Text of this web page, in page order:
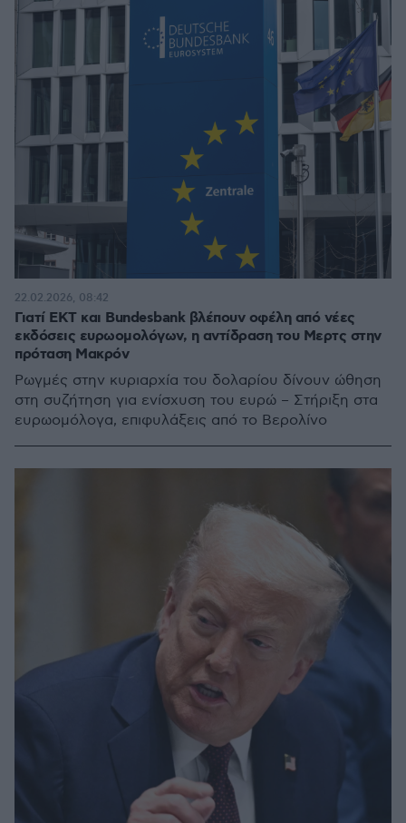
Γιατί ΕΚΤ και Bundesbank βλέπουν οφέλη από νέες
εκδόσεις ευρωομολόγων, η αντίδραση του Μερτς στην
πρόταση Μακρόν
Ρωγμές στην κυριαρχία του δολαρίου δίνουν ώθηση
στη συζήτηση για ενίσχυση του ευρώ – Στήριξη στα
ευρωομόλογα, επιφυλάξεις από το Βερολίνο
22.02.2026, 08:42